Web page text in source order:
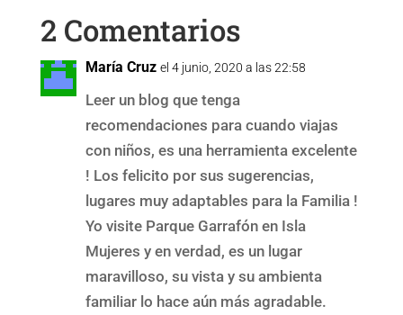
2 Comentarios
María Cruz el 4 junio, 2020 a las 22:58
Leer un blog que tenga
recomendaciones para cuando viajas
con niños, es una herramienta excelente
! Los felicito por sus sugerencias,
lugares muy adaptables para la Familia !
Yo visite Parque Garrafón en Isla
Mujeres y en verdad, es un lugar
maravilloso, su vista y su ambienta
familiar lo hace aún más agradable.